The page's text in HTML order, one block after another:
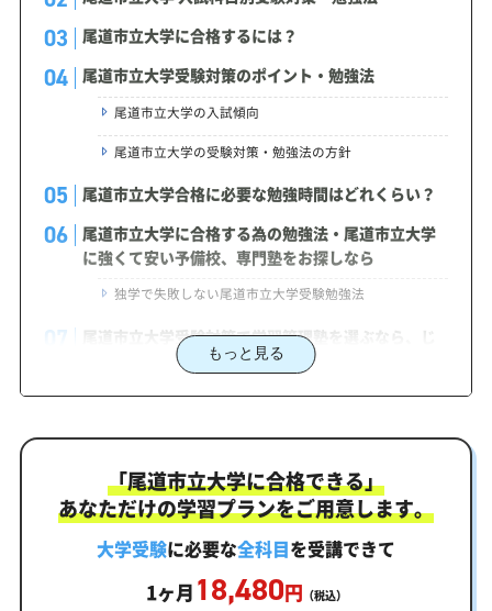
尾道市立大学に合格するには？
尾道市立大学受験対策のポイント・勉強法
尾道市立大学の入試傾向
尾道市立大学の受験対策・勉強法の方針
尾道市立大学合格に必要な勉強時間はどれくらい？
尾道市立大学に合格する為の勉強法・尾道市立大学
に強くて安い予備校、専門塾をお探しなら
独学で失敗しない尾道市立大学受験勉強法
尾道市立大学受験対策で学習管理塾を選ぶなら、じ
ゅけラボ予備校という選択肢
2027年度（令和9年度）尾道市立大学入試に対応し
尾道市立大学合格を最短ルートでつなぐ「オーダー
メイドカリキュラム」
まずはあなたの弱点をしっかり把握現状分析テスト
あなただけの学習計画だから成果が出る！尾道市立大学
もっと見る
「尾道市立大学に合格できる」
あなただけの学習プランをご用意します。
大学受験に必要な全科目を受講できて
1ヶ月 18,480円 （税込）